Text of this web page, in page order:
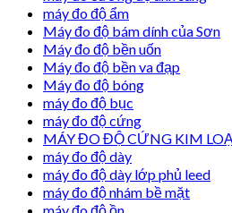
máy đo độ ẩm
Máy đo độ bám dính của Sơn
Máy đo độ bền uốn
Máy đo độ bền va đạp
Máy đo độ bóng
máy đo độ bục
máy đo độ cứng
MÁY ĐO ĐỘ CỨNG KIM
máy đo độ dày
máy đo độ dày lớp phủ leed
máy đo độ nhám bề mặt